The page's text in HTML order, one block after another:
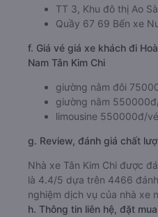
TT 3, Khu đô thị Ao
Quầy 67 69 Bến xe
f. Giá vé giá xe khách đi
Nam Tân Kim Chi
giường nằm đôi
giường nằm
limousine 550000đ/vé
g. Review, đánh giá chất
Nhà xe Tân Kim Chi được
là 4.4/5 dựa trên 4466
nghiệm dịch vụ của nhà xe
h. Thông tin liên hệ, đặt